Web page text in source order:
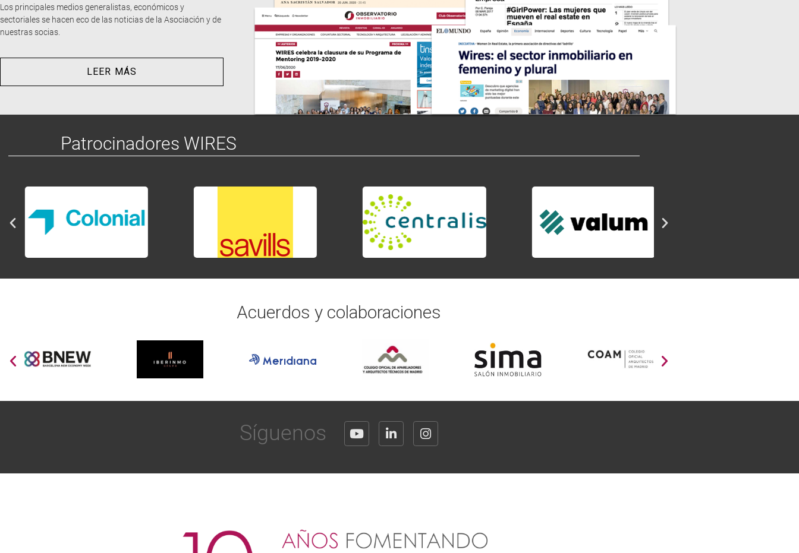
futuro. Es una plataforma de apoyo y de ayuda mutua entre expertas en todos los campos relacionados
inmobiliario por lo que resulta muy enriquecedora. En un plano más personal, en WIRES he encontrado
maravillosas ”
LOLA RIPOLLÉS - Vocal Redes - Socia Fundadora
Los principales medios generalistas, económicos y
sectoriales se hacen eco de las noticias de la Asociación y de
nuestras socias.
LEER MÁS
Patrocinadores WIRES
Acuerdos y colaboraciones
Síguenos